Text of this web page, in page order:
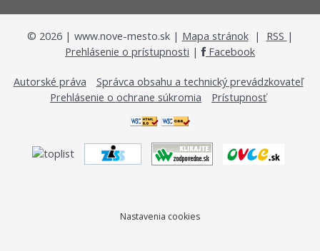
© 2026| www.nove-mesto.sk | Mapa stránok| RSS |
Prehlásenie o prístupnosti | Facebook
Autorské práva
Správca obsahu a technický prevádzkovateľ
Prehlásenie o ochrane súkromia
Prístupnosť
Nastavenia cookies